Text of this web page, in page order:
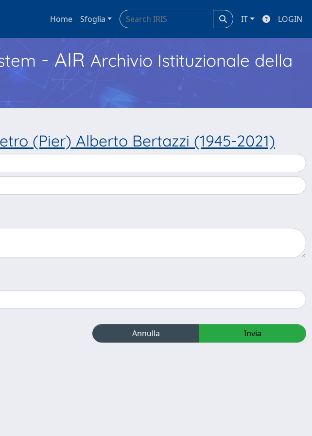
Home Sfoglia IT LOGIN
- AIR Archivio Istituzionale della
(Pier) Alberto Bertazzi (1945-2021)
Annulla Invia